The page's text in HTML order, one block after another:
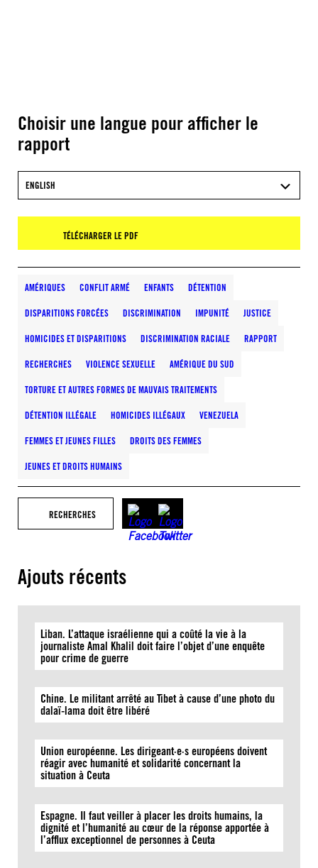
Choisir une langue pour afficher le
rapport
ENGLISH
TÉLÉCHARGER LE PDF
AMÉRIQUES CONFLIT ARMÉ ENFANTS DÉTENTION
DISPARITIONS FORCÉES DISCRIMINATION IMPUNITÉ JUSTICE
HOMICIDES ET DISPARITIONS DISCRIMINATION RACIALE RAPPORT
RECHERCHES VIOLENCE SEXUELLE AMÉRIQUE DU SUD
TORTURE ET AUTRES FORMES DE MAUVAIS TRAITEMENTS
DÉTENTION ILLÉGALE HOMICIDES ILLÉGAUX VENEZUELA
FEMMES ET JEUNES FILLES DROITS DES FEMMES
JEUNES ET DROITS HUMAINS
RECHERCHES
Ajouts récents
Liban. L’attaque israélienne qui a coûté la vie à la
journaliste Amal Khalil doit faire l’objet d’une enquête
pour crime de guerre
Chine. Le militant arrêté au Tibet à cause d’une photo du
dalaï-lama doit être libéré
Union européenne. Les dirigeant·e·s européens doivent
réagir avec humanité et solidarité concernant la
situation à Ceuta
Espagne. Il faut veiller à placer les droits humains, la
dignité et l’humanité au cœur de la réponse apportée à
l’afflux exceptionnel de personnes à Ceuta